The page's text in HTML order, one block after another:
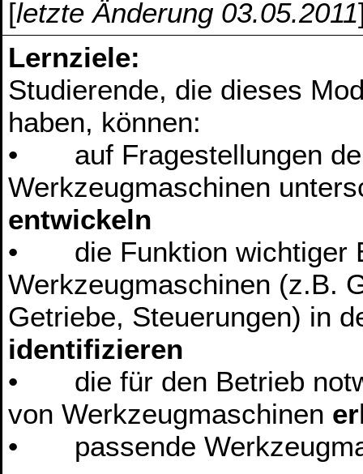
[letzte Änderung 03.05.2011
Lernziele:
Studierende, die dieses
haben, können:
• auf Fragestellungen
Werkzeugmaschinen
entwickeln
• die Funktion wichtiger
Werkzeugmaschinen (z.B.
Getriebe, Steuerungen) in
identifizieren
• die für den Betrieb
von Werkzeugmaschinen
• passende